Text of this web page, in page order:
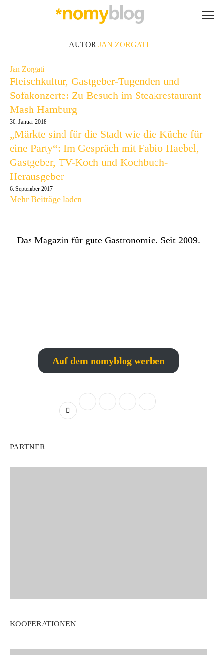
AUTOR JAN ZORGATI
Jan Zorgati
Fleischkultur, Gastgeber-Tugenden und
Sofakonzerte: Zu Besuch im Steakrestaurant
Mash Hamburg
30. Januar 2018
„Märkte sind für die Stadt wie die Küche für
eine Party“: Im Gespräch mit Fabio Haebel,
Gastgeber, TV-Koch und Kochbuch-
Herausgeber
6. September 2017
Mehr Beiträge laden
Das Magazin für gute Gastronomie. Seit 2009.
Auf dem nomyblog werben
PARTNER
KOOPERATIONEN